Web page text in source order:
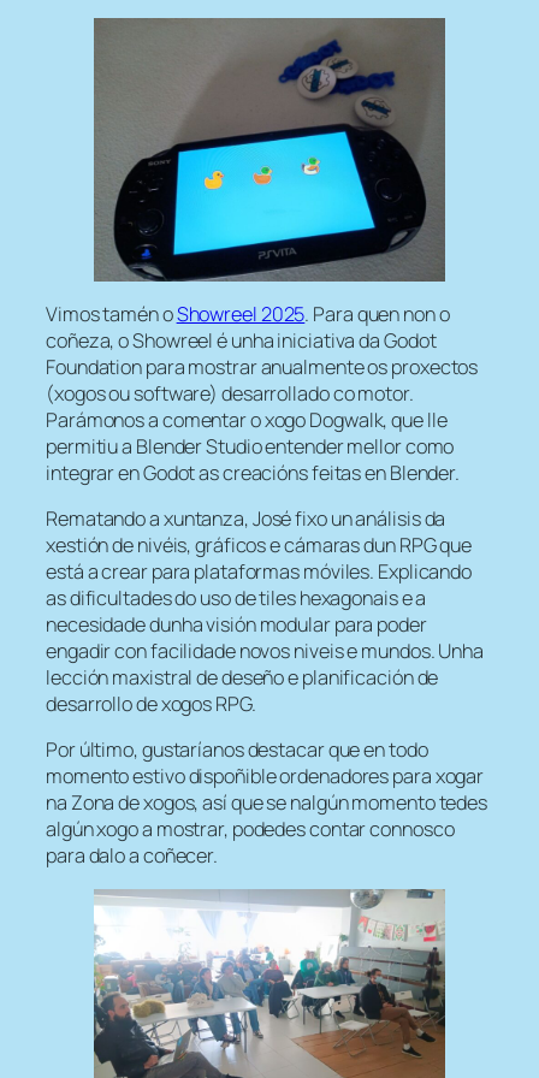
Vimos tamén oShowreel 2025. Para quen non o
coñeza, o Showreel é unha iniciativa da Godot
Foundation para mostrar anualmente os proxectos
(xogos ou software) desarrollado co motor.
Parámonos a comentar o xogo Dogwalk, que lle
permitiu a Blender Studio entender mellor como
integrar en Godot as creacións feitas en Blender.
Rematando a xuntanza, José fixo un análisis da
xestión de nivéis, gráficos e cámaras dun RPG que
está a crear para plataformas móviles. Explicando
as dificultades do uso de tiles hexagonais e a
necesidade dunha visión modular para poder
engadir con facilidade novos niveis e mundos. Unha
lección maxistral de deseño e planificación de
desarrollo de xogos RPG.
Por último, gustaríanos destacar que en todo
momento estivo dispoñible ordenadores para xogar
na Zona de xogos, así que se nalgún momento tedes
algún xogo a mostrar, podedes contar connosco
para dalo a coñecer.